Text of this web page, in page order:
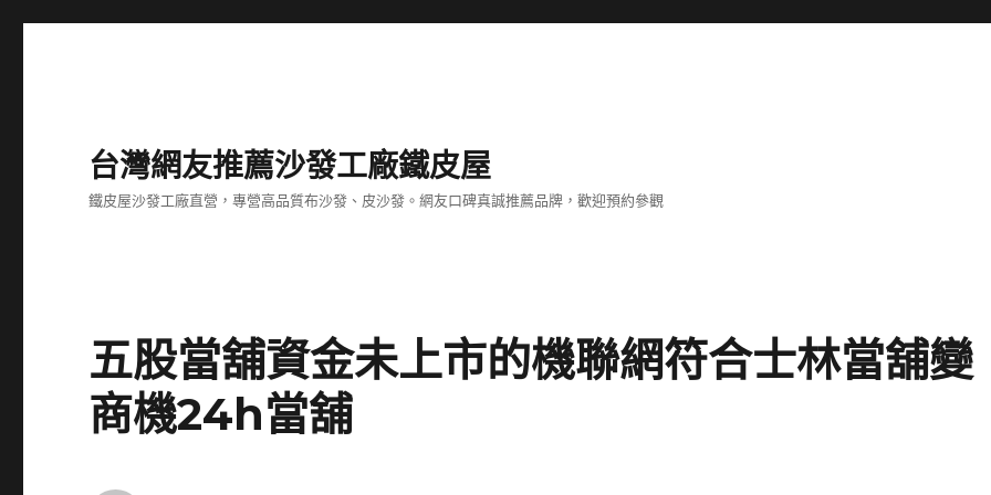
台灣網友推薦沙發工廠鐵皮屋
鐵皮屋沙發工廠直營，專營高品質布沙發、皮沙發。網友口碑真誠推薦品牌，歡迎預約參觀
五股當舖資金未上市的機聯網符合士林當舖變
商機24h當舖